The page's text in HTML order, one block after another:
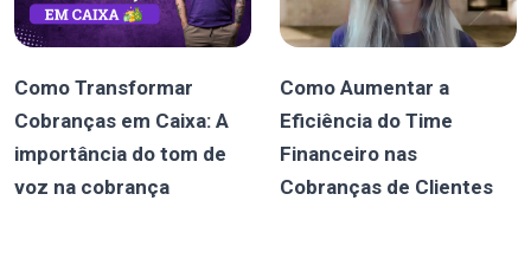
Como Transformar
Cobranças em Caixa: A
importância do tom de
voz na cobrança
Como Aumentar a
Eficiência do Time
Financeiro nas
Cobranças de Clientes